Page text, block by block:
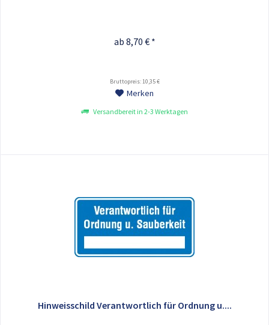
ab 8,70 € *
Bruttopreis: 10,35 €
Merken
Versandbereit in 2-3 Werktagen
Hinweisschild Verantwortlich für Ordnung u....